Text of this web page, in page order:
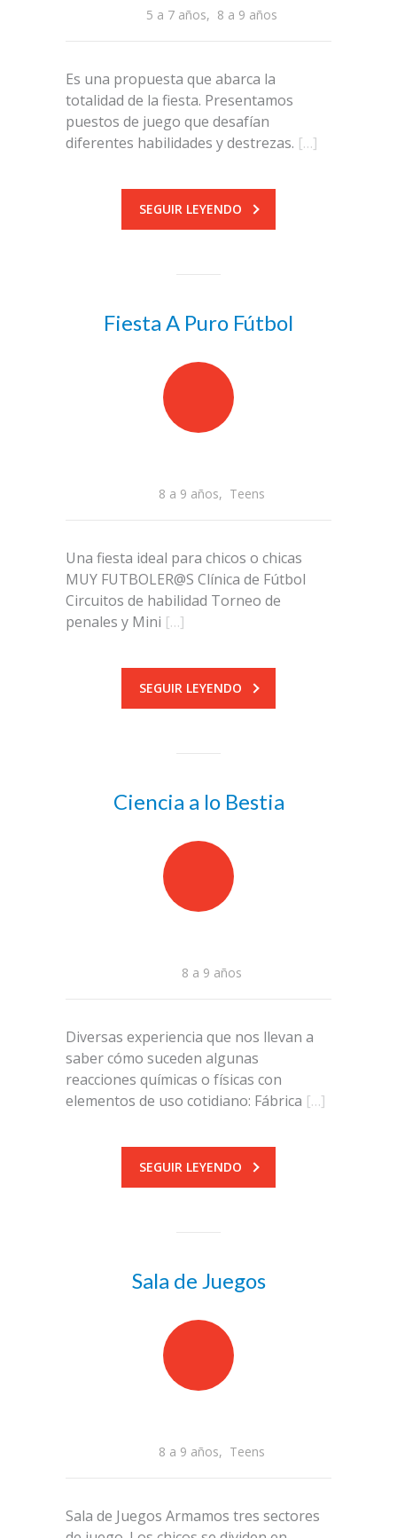
5 a 7 años, 8 a 9 años
Es una propuesta que abarca la
totalidad de la fiesta. Presentamos
puestos de juego que desafían
diferentes habilidades y destrezas. […]
SEGUIR LEYENDO
Fiesta A Puro Fútbol
8 a 9 años, Teens
Una fiesta ideal para chicos o chicas
MUY FUTBOLER@S Clínica de Fútbol
Circuitos de habilidad Torneo de
penales y Mini […]
SEGUIR LEYENDO
Ciencia a lo Bestia
8 a 9 años
Diversas experiencia que nos llevan a
saber cómo suceden algunas
reacciones químicas o físicas con
elementos de uso cotidiano: Fábrica […]
SEGUIR LEYENDO
Sala de Juegos
8 a 9 años, Teens
Sala de Juegos Armamos tres sectores